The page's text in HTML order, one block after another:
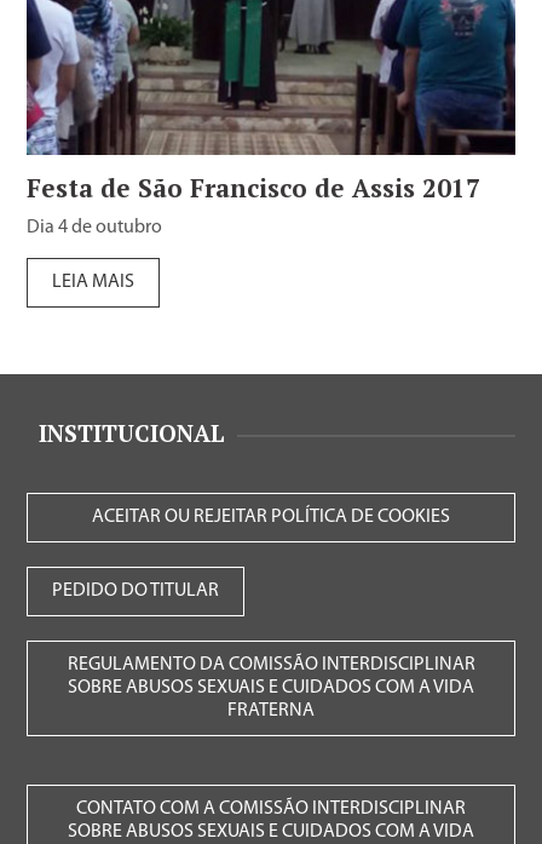
Festa de São Francisco de Assis 2017
Dia 4 de outubro
LEIA MAIS
INSTITUCIONAL
ACEITAR OU REJEITAR POLÍTICA DE COOKIES
PEDIDO DO TITULAR
REGULAMENTO DA COMISSÃO INTERDISCIPLINAR
SOBRE ABUSOS SEXUAIS E CUIDADOS COM A VIDA
FRATERNA
CONTATO COM A COMISSÃO INTERDISCIPLINAR
SOBRE ABUSOS SEXUAIS E CUIDADOS COM A VIDA